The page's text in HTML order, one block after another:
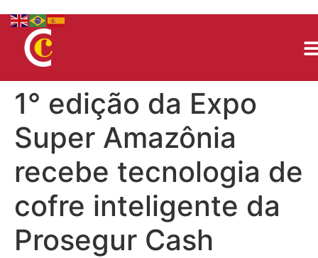
1° edição da Expo
Super Amazônia
recebe tecnologia de
cofre inteligente da
Prosegur Cash